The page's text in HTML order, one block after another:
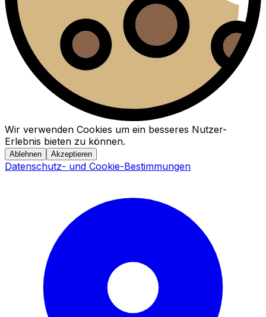
Wir verwenden Cookies um ein besseres Nutzer-
Erlebnis bieten zu können.
Ablehnen Akzeptieren
Datenschutz- und Cookie-Bestimmungen